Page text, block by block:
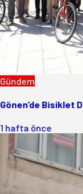
Gündem
Gönen’de Bisiklet
1 hafta önce